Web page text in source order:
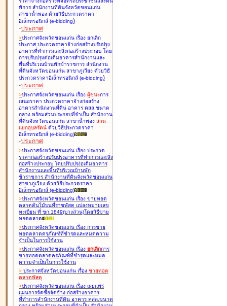
พิการ สำนักงานที่ดินจังหวัดขอนแก่น
สาขาน้ำพอง ด้วยวิธีประกวดราคา
อิเล็กทรอนิกส์ (e-bidding)
-ประกาศ
>ประกาศจังหวัดขอนแก่น เรื่อง ยกเลิก
ประกาศ ประกวดราคาจ้างก่อสร้างปรับปรุง
อาคารที่ทำการและสิ่งก่อสร้างประกอบ โดย
การปรับปรุงต่อเติมอาคารสำนักงานและ
พื้นที่บริเวณบ้านพักข้าราชการ สำนักงาน
ที่ดินจังหวัดขอนแก่น สาขาภูเวียง ด้วยวิธี
ประกวดราคาอิเล็กทรอนิกส์ (e-bidding)
-ประกาศ
>ประกาศจังหวัดขอนแก่น เรื่อง ผู้ชนะการ
เสนอราคา ประกวดราคาจ้างก่อสร้าง
อาคารสำนักงานที่ดิน อาคาร คสล.ขนาด
กลาง พร้อมส่วนประกอบที่จำเป็น สำนักงาน
ที่ดินจังหวัดขอนแก่น สาขาน้ำพอง ส่วน
แยกอุบลรัตน์ ด้วยวิธีประกวดราคา
อิเล็กทรอนิกส์ (e-bidding)
-ประกาศ
>ประกาศจังหวัดขอนแก่น เรื่อง ประกวด
ราคาก่อสร้างปรับปรุงอาคารที่ทำการและสิ่ง
ก่อสร้างประกอบ โดยปรับปรุง่อเติมอาคาร
สำนักงานและพื้นที่บริเวณบ้านพัก
ข้าราชการ สำนักงานที่ดินจังหวัดขอนแก่น
สาขาภูเวียง ด้วยวิธีประกวดราคา
อิเล็กทรอนิกส์ (e-bidding)
>ประกาศจังหวัดขอนแก่น เรื่อง ขายทอด
ตลาดต้นไม้บนที่ราชพัสดุ แปลงหมายเลข
ทะเบียน ที่ ขก.1849(บางส่วน)โดยวิธีขาย
ทอดตลาด
>ประกาศจังหวัดขอนแก่น เรื่อง การขาย
ทอดตลาดครุภัณฑ์ที่ชำรุดและหมดความ
จำเป็นในการใช้งาน
>ประกาศจังหวัดขอนแก่น เรื่อง ยกเลิกการ
ขายทอดตลาดครุภัณฑ์ที่ชำรุดและหมด
ความจำเป็นในการใช้งาน
> ประกาศจังหวัดขอนแก่น เรื่อง ขายทอด
ตลาดพัสดุ
>ประกาศจังหวัดขอนแก่น เรื่อง เผยแพร่
แผนการจัดซื้อจัดจ้าง ก่อสร้างอาคาร
ที่ทำการสำนักงานที่ดิน อาคาร คสล.ขนาด